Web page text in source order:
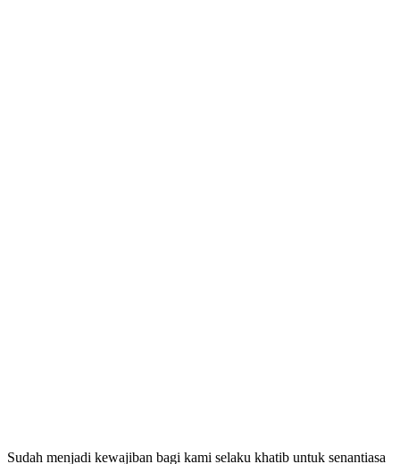
Sudah menjadi kewajiban bagi kami selaku khatib untuk senantiasa